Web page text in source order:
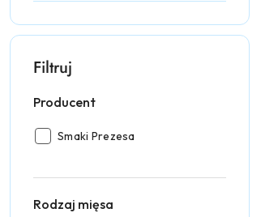
Filtruj
Producent
Producent:
Smaki Prezesa
Rodzaj mięsa